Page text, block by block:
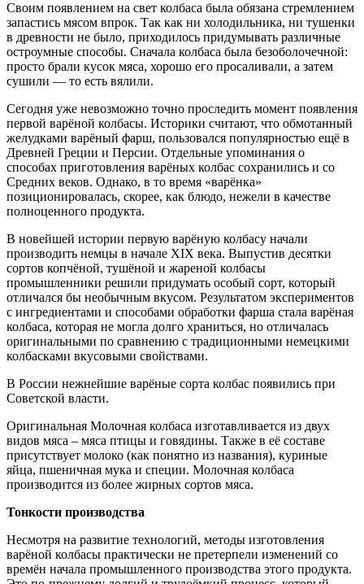
Своим появлением на свет колбаса была обязана стремлением
запастись мясом впрок. Так как ни холодильника, ни тушенки
в древности не было, приходилось придумывать различные
остроумные способы. Сначала колбаса была безоболочечной:
просто брали кусок мяса, хорошо его просаливали, а затем
сушили — то есть вялили.
Сегодня уже невозможно точно проследить момент появления
первой варёной колбасы. Историки считают, что обмотанный
желудками варёный фарш, пользовался популярностью ещё в
Древней Греции и Персии. Отдельные упоминания о
способах приготовления варёных колбас сохранились и со
Средних веков. Однако, в то время «варёнка»
позиционировалась, скорее, как блюдо, нежели в качестве
полноценного продукта.
В новейшей истории первую варёную колбасу начали
производить немцы в начале XIX века. Выпустив десятки
сортов копчёной, тушёной и жареной колбасы
промышленники решили придумать особый сорт, который
отличался бы необычным вкусом. Результатом экспериментов
с ингредиентами и способами обработки фарша стала варёная
колбаса, которая не могла долго храниться, но отличалась
оригинальными по сравнению с традиционными немецкими
колбасками вкусовыми свойствами.
В России нежнейшие варёные сорта колбас появились при
Советской власти.
Оригинальная Молочная колбаса изготавливается из двух
видов мяса – мяса птицы и говядины. Также в её составе
присутствует молоко (как понятно из названия), куриные
яйца, пшеничная мука и специи. Молочная колбаса
производится из более жирных сортов мяса.
Тонкости производства
Несмотря на развитие технологий, методы изготовления
варёной колбасы практически не претерпели изменений со
времён начала промышленного производства этого продукта.